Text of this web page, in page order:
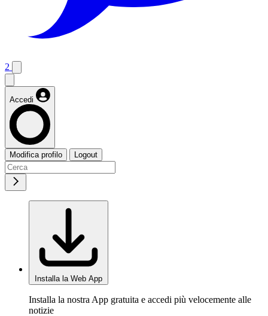
2
Accedi
Modifica profilo Logout
Installa la Web App
Installa la nostra App gratuita e accedi più velocemente alle
notizie